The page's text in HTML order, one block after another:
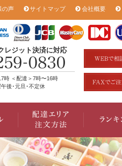
の声 サイトマップ 会社概要
レジット決済に対応
時 ＜配達＞7時〜16時
後･元旦･不定休